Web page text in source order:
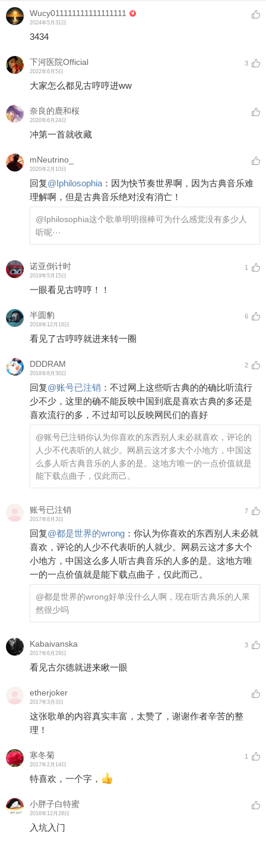
Wucy011111111111111111
2024年5月31日
3434
下河医院Official
2022年6月5日
3
大家怎么都见古哼哼进ww
奈良的鹿和桜
2020年6月24日
冲第一首就收藏
mNeutrino_
2020年2月10日
回复@Iphilosophia ： 因为快节奏世界啊，因为古典音乐难
理解啊，但是古典音乐绝对没有消亡！
@Iphilosophia这个歌单明明很棒可为什么感觉没有多少人
听呢···
诺亚倒计时
2019年5月15日
1
一眼看见古哼哼！！
半圆豹
2018年12月16日
6
看见了古哼哼就进来转一圈
DDDRAM
2018年8月30日
2
回复@账号已注销 ： 不过网上这些听古典的的确比听流行
少不少，这里的确不能反映中国到底是喜欢古典的多还是
喜欢流行的多，不过却可以反映网民们的喜好
@账号已注销你认为你喜欢的东西别人未必就喜欢，评论的
人少不代表听的人就少。网易云这才多大个小地方，中国这
么多人听古典音乐的人多的是。这地方唯一的一点价值就是
能下载点曲子，仅此而己。
账号已注销
2017年8月3日
7
回复@都是世界的wrong ： 你认为你喜欢的东西别人未必就
喜欢，评论的人少不代表听的人就少。网易云这才多大个
小地方，中国这么多人听古典音乐的人多的是。这地方唯
一的一点价值就是能下载点曲子，仅此而己。
@都是世界的wrong好单没什么人啊，现在听古典乐的人果
然很少吗
Kabaivanska
2017年6月29日
3
看见古尔德就进来瞅一眼
etherjoker
2017年3月3日
这张歌单的内容真实丰富，太赞了，谢谢作者辛苦的整
理！
寒冬菊
2017年2月14日
1
特喜欢，一个字，
小胖子白特蜜
2016年12月28日
入坑入门